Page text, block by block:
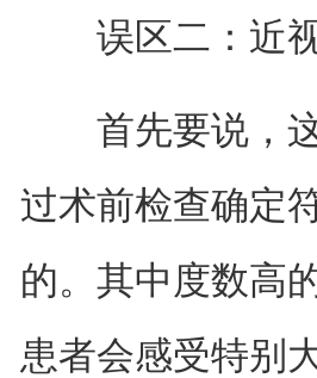
误区二：近视
首先要说，这
过术前检查确定
的。其中度数高
患者会感受特别